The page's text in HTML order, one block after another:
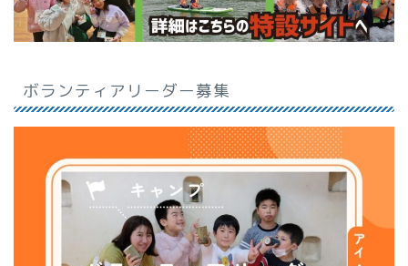
ボランティアリーダー募集